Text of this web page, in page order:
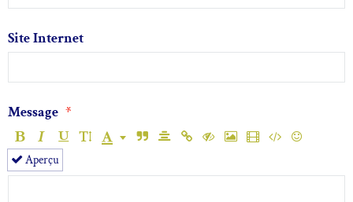
Site Internet
Message
Aperçu